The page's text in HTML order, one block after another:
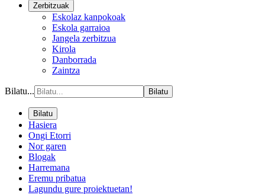
Zerbitzuak
Eskolaz kanpokoak
Eskola garraioa
Jangela zerbitzua
Kirola
Danborrada
Zaintza
Bilatu... Bilatu
Bilatu
Hasiera
Ongi Etorri
Nor garen
Blogak
Harremana
Eremu pribatua
Lagundu gure proiektuetan!